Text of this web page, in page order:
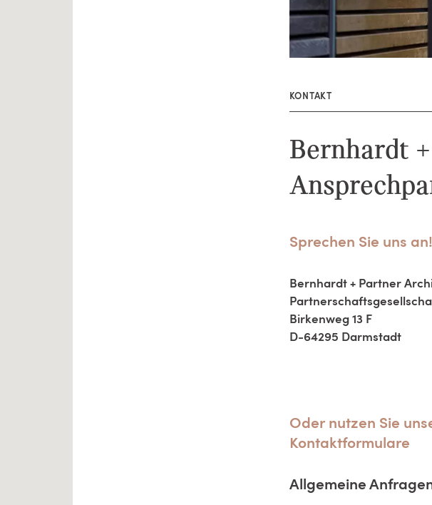
KONTAKT
Bernhardt
Sprechen Sie uns an!
Bernhardt + Partner
Birkenweg 13 F
D-64295 Darmstadt
Oder nutzen Sie
Kontaktformulare
Allgemeine